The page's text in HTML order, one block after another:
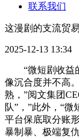
联系我们
这漫剧的支流贸
2025-12-13 13:34
“微短剧收益的
像沉合度并不高
熟，”阅文集团
队”，”此外，“
平台保底取分账
暴制暴、极端复